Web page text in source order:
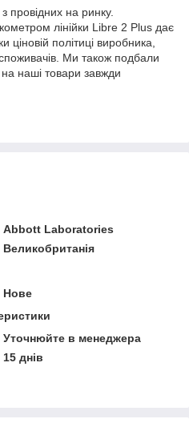
провідних на ринку.
лінійки Libre 2 Plus дає
ціновій політиці виробника,
Ми також подбали
на наші товари завжди
Abbott Laboratories
Великобританія
Нове
Уточнюйте в менеджера
15 днів